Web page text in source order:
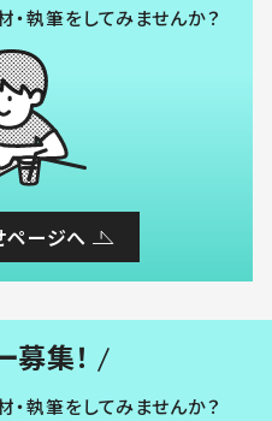
・執筆をしてみませんか？
ページへ
募集！
・執筆をしてみませんか？